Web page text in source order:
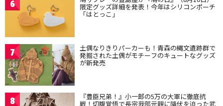
6 限定グッズ詳細を発表！今年はシリコンポーチ
「はとっこ」
7 土偶なりきりパーカーも！青森の縄文遺跡群で
発掘された土偶がモチーフのキュートなグッズ
が新発売
8 『豊臣兄弟！』小一郎の5万の大軍に徹底抗
戦！切腹覚悟で長宗我部元親に降伏を迫った武